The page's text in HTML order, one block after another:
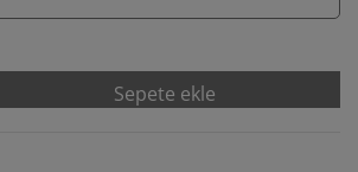
Sepete ekle